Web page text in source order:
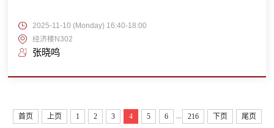
2025-11-10 (Monday) 16:40-18:00
经济楼N302
张晓鸣
首页 上页 1 2 3 4 5 6 ... 216 下页 尾页